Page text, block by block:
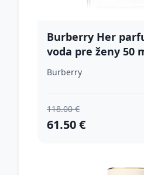
Burberry Her
voda pre ženy 50
Burberry
118.00 €
61.50 €